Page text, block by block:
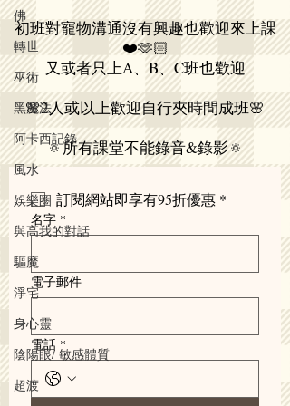
佛
轉世
巫術
黑魔法
阿卡西記錄
風水
娛樂圈
與高我的對話
驅魔
淨宅
身心靈
陰陽眼/ 敏感體質
超渡
初班對寵物溝通沒有興趣也歡迎來上課
❤️🫶🏻
又或者只上A、B、C班也歡迎
🌸2人或以上歡迎自行夾時間成班🌸
🔅所有課堂不能錄音&錄影🔅
訂閱網站即享有95折優惠 *
名字 *
電子郵件
電話 *